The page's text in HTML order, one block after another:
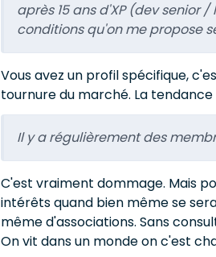
après 15 ans d'XP (dev senior
conditions qu'on me propose
Vous avez un profil spécifique,
tournure du marché. La
Il y a régulièrement des
C'est vraiment dommage. Mais
intérêts quand bien même se
même d'associations. Sans
On vit dans un monde on c'est